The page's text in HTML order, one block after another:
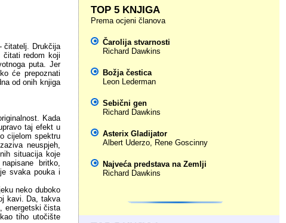
čitatelj. Drukčija
čitati redom koji
puta. Jer
će prepoznati
od onih knjiga
Kada
taj efekt u
cijelom spektru
neuspjeh,
situacija koje
britko,
svaka pouka i
neko duboko
kavi. Da, takva
energetski čista
tiho utočište
TOP 5 KNJIGA
Prema ocjeni članova
Čarolija stvarnosti
Richard Dawkins
Božja čestica
Leon Lederman
Sebični gen
Richard Dawkins
Asterix Gladijator
Albert Uderzo, Rene Goscinny
Najveća predstava na Zemlji
Richard Dawkins